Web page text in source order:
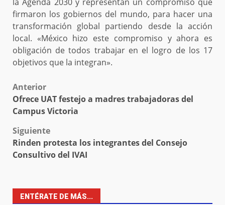
firmaron los gobiernos del mundo, para hacer una
transformación global partiendo desde la acción
local. «México hizo este compromiso y ahora es
obligación de todos trabajar en el logro de los 17
objetivos que la integran».
Post
navigation
Anterior
Ofrece UAT festejo a madres trabajadoras del
Campus Victoria
Siguiente
Rinden protesta los integrantes del Consejo
Consultivo del IVAI
ENTÉRATE DE MÁS...